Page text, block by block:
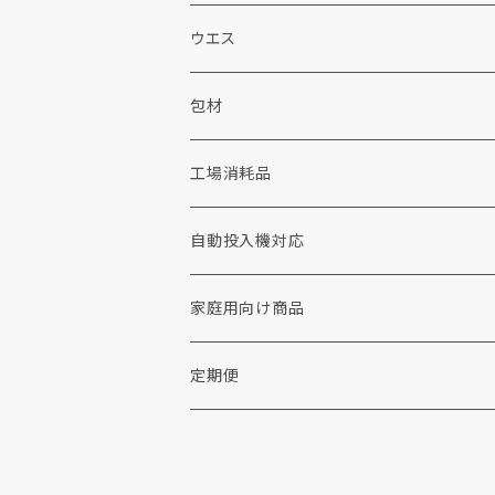
液体洗剤
各種助剤
糊剤
カートリッジフィルター
ソープ
販促品
包装資材
工場用品
コインランドリー
衣料リフォーム・修理
その他
施設用洗剤・シャンプー
シャボン玉せっけん
消耗品
手袋
ウエス
包材
工場消耗品
手洗い洗剤
自動投入機対応
家庭用向け商品
リンナイ
定期便